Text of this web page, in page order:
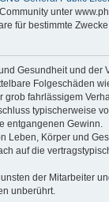
unter
für bestimmte
Gesundheit und
Folgeschäden
fahrlässigem
typischerweise
entgangenen Gewinn.
Leben, Körper und
auf die
der Mitarbeiter
unberührt.